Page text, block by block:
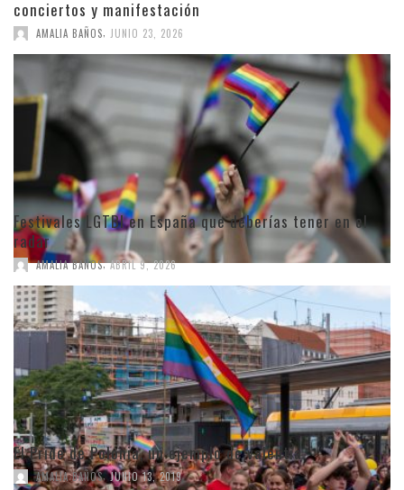
conciertos y manifestación
AMALIA BAÑOS JUNIO 23, 2026
Festivales LGTBI en España que deberías tener en el
radar
AMALIA BAÑOS, ABRIL 9, 2026
El Pride de Polonia, un ejemplo de valentía
AMALIA BAÑOS, JUNIO 13, 2019